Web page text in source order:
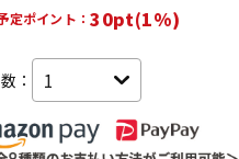
定ポイント：30pt(1%)
：